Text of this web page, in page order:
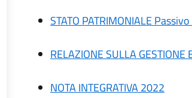
STATO PATRIMONIALE Passivo
RELAZIONE SULLA
NOTA INTEGRATIVA 2022